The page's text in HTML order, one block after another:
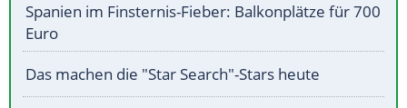
Spanien im Finsternis-Fieber: Balkonplätze für 700
Euro
Das machen die "Star Search"-Stars heute